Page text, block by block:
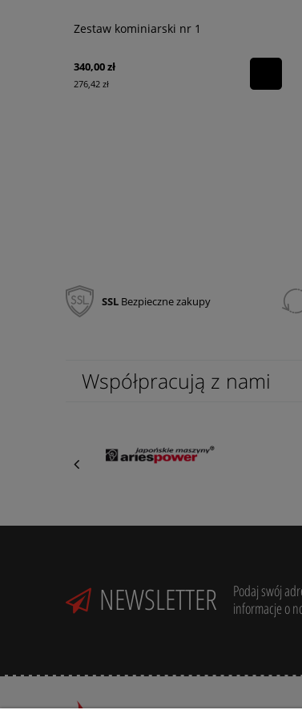
Zestaw kominiarski nr 1
340,00 zł
276,42 zł
SSL Bezpieczne zakupy
Współpracują z nami
NEWSLETTER
Podaj swój
informacje o